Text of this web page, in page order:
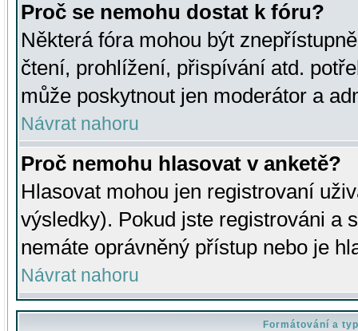
Proč se nemohu dostat k fóru?
Některá fóra mohou být
čtení, prohlížení, přispívání atd.
může poskytnout jen moderátor a
Návrat nahoru
Proč nemohu hlasovat v anketě?
Hlasovat mohou jen registrovaní
výsledky). Pokud jste registrováni a
nemáte oprávněný přístup nebo je
Návrat nahoru
Formátování a